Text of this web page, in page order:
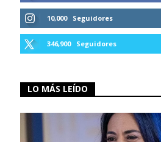
10,000 Seguidores
346,900 Seguidores
LO MÁS LEÍDO